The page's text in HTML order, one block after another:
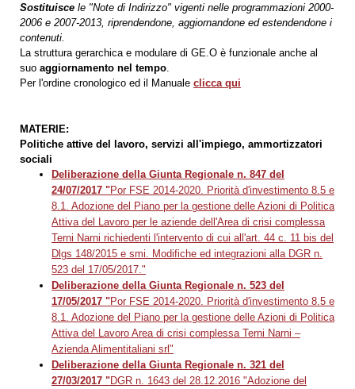
Sostituisce le "Note di Indirizzo" vigenti nelle programmazioni 2000-
2006 e 2007-2013, riprendendone, aggiornandone ed estendendone i
contenuti.
La struttura gerarchica e modulare di GE.O è funzionale anche al
suo aggiornamento nel tempo
Per l'ordine cronologico ed il Manuale clicca qui
MATERIE:
Politiche attive del lavoro, servizi all'impiego, ammortizzatori
sociali
Deliberazione della Giunta Regionale n. 847 del
24/07/2017 "Por FSE 2014-2020. Priorità d'investimento 8.5 e
8.1. Adozione del Piano per la gestione delle Azioni di Politica
Attiva del Lavoro per le aziende dell'Area di crisi complessa
Terni Narni richiedenti l'intervento di cui all'art. 44 c. 11 bis del
Dlgs 148/2015 e smi. Modifiche ed integrazioni alla DGR n.
523 del 17/05/2017."
Deliberazione della Giunta Regionale n. 523 del
17/05/2017 "Por FSE 2014-2020. Priorità d'investimento 8.5 e
8.1. Adozione del Piano per la gestione delle Azioni di Politica
Attiva del Lavoro Area di crisi complessa Terni Narni –
Azienda Alimentitaliani srl"
Deliberazione della Giunta Regionale n. 321 del
27/03/2017 "DGR n. 1643 del 28.12.2016 "Adozione del